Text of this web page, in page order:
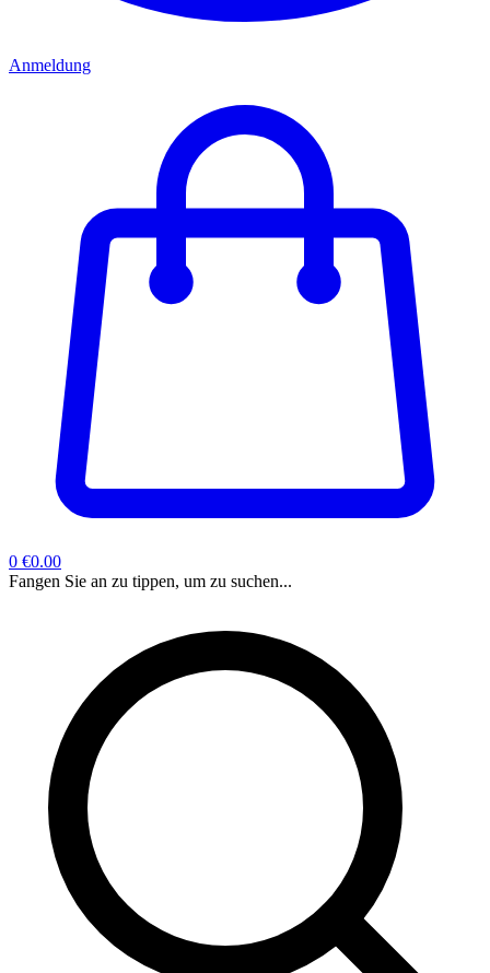
Anmeldung
0 €0.00
Fangen Sie an zu tippen, um zu suchen...